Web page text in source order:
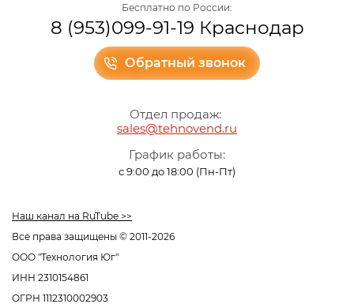
Бесплатно по России:
8 (953)099-91-19 Краснодар
Обратный звонок
Наш канал на RuTube >>
Все права защищены © 2011-2026
ООО "Технология Юг"
ИНН 2310154861
ОГРН 1112310002903
Отдел продаж:
sales@tehnovend.ru
График работы:
с 9:00 до 18:00 (Пн-Пт)